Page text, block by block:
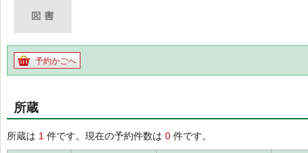
予約かごへ
所蔵
所蔵は 1 件です。現在の予約件数は 0 件です。